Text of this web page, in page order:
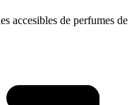
accesibles de perfumes de